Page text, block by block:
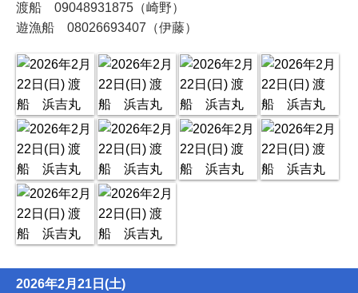
渡船 09048931875（崎野）
遊漁船 08026693407（伊藤）
2026年2月21日(土)